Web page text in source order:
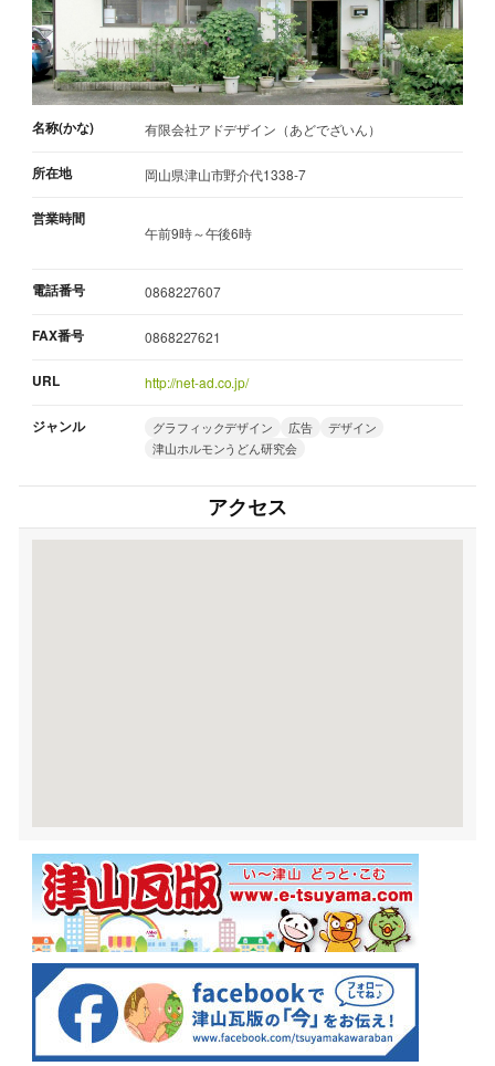
名称(かな) 有限会社アドデザイン（あどでざいん）
所在地 岡山県津山市野介代1338-7
営業時間
午前9時～午後6時
電話番号 0868227607
FAX番号 0868227621
URL http://net-ad.co.jp/
ジャンル グラフィックデザイン 広告
デザイン
津山ホルモンうどん研究会
アクセス